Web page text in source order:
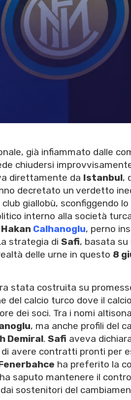
già infiammato dalle
chiudersi
direttamente da Istanbul,
decretato un verdetto
giallobù, sconfiggendo
interno alla società
Hakan Calhanoglu, perno
strategia di Safi, basata
delle urne in questo 8
stata costruita su
del calcio turco dove il
dei soci. Tra i nomi
, ma anche profili del
Demiral. Safi aveva
avere contratti pronti per
ha preferito la
saputo mantenere il
sostenitori del